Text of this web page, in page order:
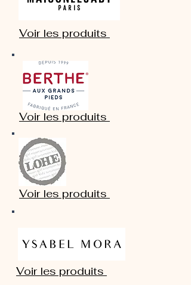
Voir les produits
Voir les produits
Voir les produits
Voir les produits